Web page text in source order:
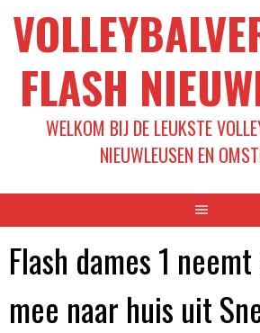
FLASH
WELKOM BIJ DE LEUKSTE
NIEUWLEUSEN EN
Flash dames 1
mee naar huis uit